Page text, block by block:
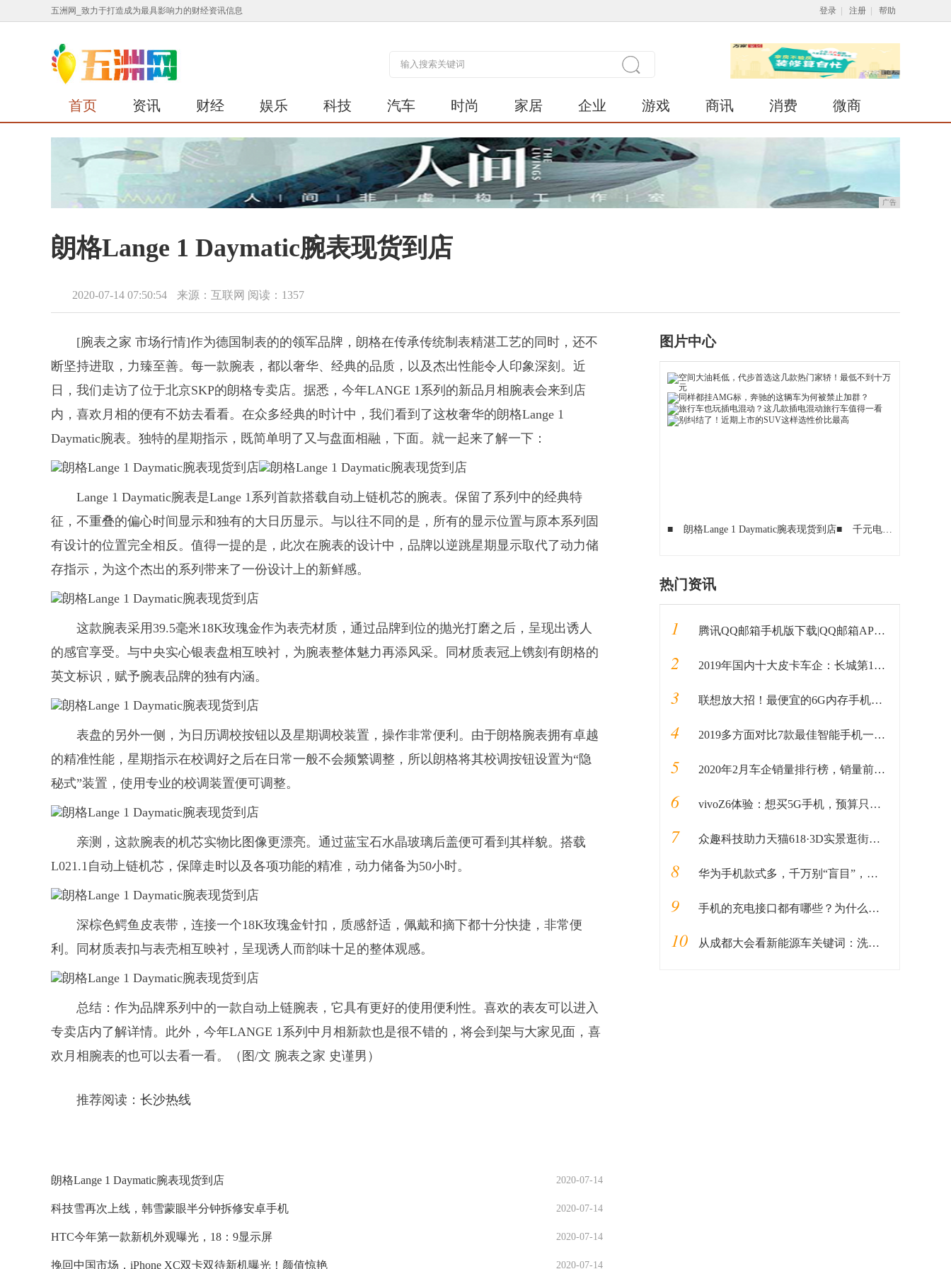
五洲网_致力于打造成为最具影响力的财经资讯信息 登录 注册 帮助
首页 资讯 财经 娱乐 科技 汽车 时尚 家居 企业 游戏 商讯 消费 微商
广告
朗格Lange 1 Daymatic腕表现货到店
2020-07-14 07:50:54 来源：互联网 阅读：1357
[腕表之家 市场行情]作为德国制表的的领军品牌，朗格在传承传统制表精湛工艺的同时，还不
断坚持进取，力臻至善。每一款腕表，都以奢华、经典的品质，以及杰出性能令人印象深刻。近
日，我们走访了位于北京SKP的朗格专卖店。据悉，今年LANGE 1系列的新品月相腕表会来到店
内，喜欢月相的便有不妨去看看。在众多经典的时计中，我们看到了这枚奢华的朗格Lange 1
Daymatic腕表。独特的星期指示，既简单明了又与盘面相融，下面。就一起来了解一下：
Lange 1 Daymatic腕表是Lange 1系列首款搭载自动上链机芯的腕表。保留了系列中的经典特
征，不重叠的偏心时间显示和独有的大日历显示。与以往不同的是，所有的显示位置与原本系列固
有设计的位置完全相反。值得一提的是，此次在腕表的设计中，品牌以逆跳星期显示取代了动力储
存指示，为这个杰出的系列带来了一份设计上的新鲜感。
这款腕表采用39.5毫米18K玫瑰金作为表壳材质，通过品牌到位的抛光打磨之后，呈现出诱人
的感官享受。与中央实心银表盘相互映衬，为腕表整体魅力再添风采。同材质表冠上镌刻有朗格的
英文标识，赋予腕表品牌的独有内涵。
表盘的另外一侧，为日历调校按钮以及星期调校装置，操作非常便利。由于朗格腕表拥有卓越
的精准性能，星期指示在校调好之后在日常一般不会频繁调整，所以朗格将其校调按钮设置为“隐
秘式”装置，使用专业的校调装置便可调整。
亲测，这款腕表的机芯实物比图像更漂亮。通过蓝宝石水晶玻璃后盖便可看到其样貌。搭载
L021.1自动上链机芯，保障走时以及各项功能的精准，动力储备为50小时。
深棕色鳄鱼皮表带，连接一个18K玫瑰金针扣，质感舒适，佩戴和摘下都十分快捷，非常便
利。同材质表扣与表壳相互映衬，呈现诱人而韵味十足的整体观感。
总结： 作为品牌系列中的一款自动上链腕表，它具有更好的使用便利性。喜欢的表友可以进入
专卖店内了解详情。此外，今年LANGE 1系列中月相新款也是很不错的，将会到架与大家见面，喜
欢月相腕表的也可以去看一看。（图/文 腕表之家 史谨男）
推荐阅读： 长沙热线
2020-07-14
朗格Lange 1 Daymatic腕表现货到店
2020-07-14
科技雪再次上线，韩雪蒙眼半分钟拆修安卓手机
2020-07-14
HTC今年第一款新机外观曝光，18：9显示屏
2020-07-14
挽回中国市场，iPhone XC双卡双待新机曝光！颜值惊艳
图片中心
■ 朗格Lange 1 Daymatic腕表现货到店■ 千元电信4G强劲来袭 华为C8817E 体验报告 武汉篇
热门资讯
1 腾讯QQ邮箱手机版下载|QQ邮箱APP V5.7.3 安卓最新版 下载_当下软件园
2 2019年国内十大皮卡车企：长城第1，黄海第5，中兴第8，大乘第10
3 联想放大招！最便宜的6G内存手机，4050mAh大电池售价1098!
4 2019多方面对比7款最佳智能手机一览，结果你想象不到
5 2020年2月车企销量排行榜，销量前十五名出炉
6 vivoZ6体验：想买5G手机，预算只有2000，它是个选择
7 众趣科技助力天猫618·3D实景逛街新体验
8 华为手机款式多，千万别“盲目”，首选这3款不会错！
9 手机的充电接口都有哪些？为什么大多数手机都喜欢用Type-C接口？
10 从成都大会看新能源车关键词：洗牌、转型、聚合、下沉、服务...